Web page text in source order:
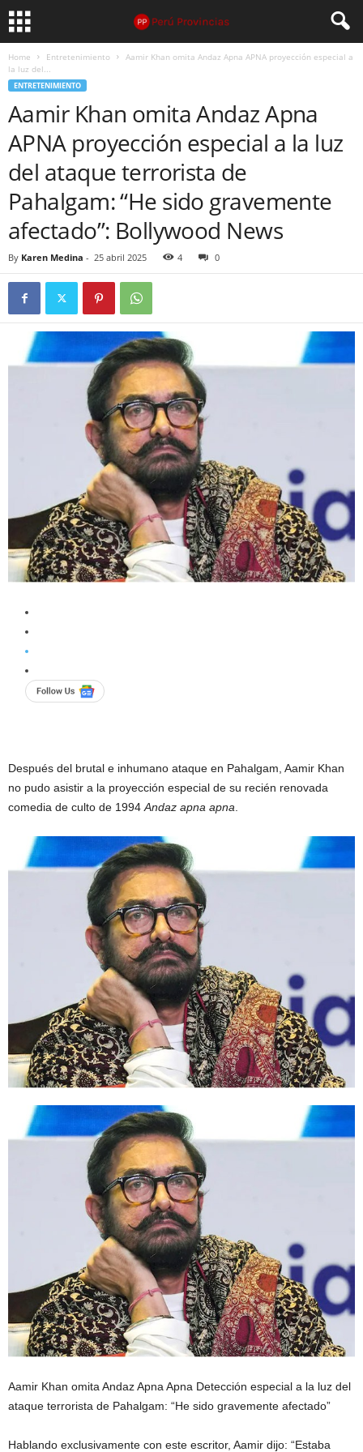
Home Entretenimiento
Aamir Khan omita Andaz Apna APNA proyección especial a
la luz del...
ENTRETENIMIENTO
Aamir Khan omita Andaz Apna
APNA proyección especial a la luz
del ataque terrorista de
Pahalgam: “He sido gravemente
afectado”: Bollywood News
By Karen Medina - 25 abril 2025 4 0
Después del brutal e inhumano ataque en Pahalgam, Aamir Khan
no pudo asistir a la proyección especial de su recién renovada
comedia de culto de 1994Andaz apna apna.
Aamir Khan omita Andaz Apna Apna Detección especial a la luz del
ataque terrorista de Pahalgam: “He sido gravemente afectado”
Hablando exclusivamente con este escritor, Aamir dijo: “Estaba